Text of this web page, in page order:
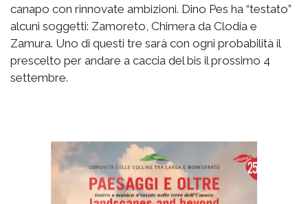
canapo con rinnovate ambizioni. Dino Pes ha “testato”
alcuni soggetti: Zamoreto, Chimera da Clodia e
Zamura. Uno di questi tre sarà con ogni probabilità il
prescelto per andare a caccia del bis il prossimo 4
settembre.